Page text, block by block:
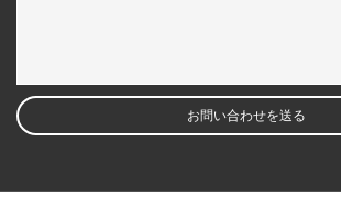
お問い合わせを送る